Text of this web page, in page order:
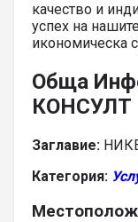
качество и
успех на
икономическа
Обща
КОНСУЛТ
Заглавие:
Категория: